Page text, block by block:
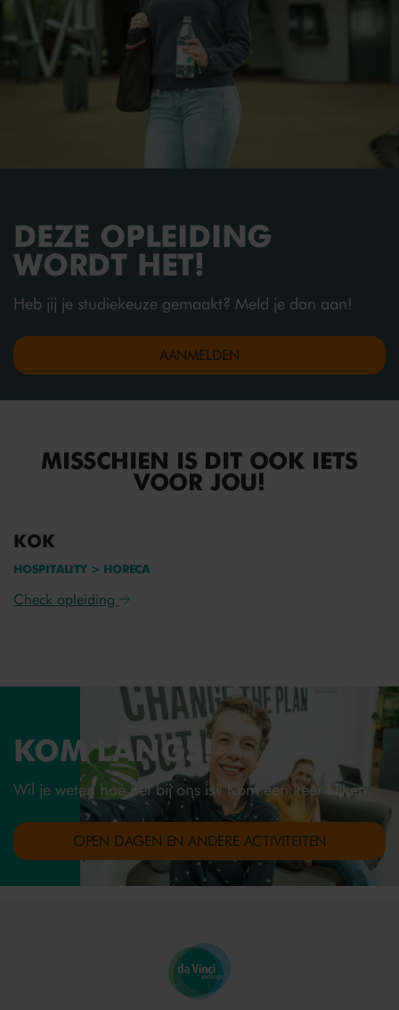
verantwoordelijk. Kijk opstagemarkt.nl
voor een
overzicht van erkende leerbedrijven en vacatures.
aantal zaken toe en verwijzen studenten naar
belangrijke sites van andere instanties.
DEZE OPLEIDING
WORDT HET!
Heb jij je studiekeuze gemaakt? Meld je dan aan!
AANMELDEN
MISSCHIEN IS DIT OOK IETS
VOOR JOU!
KOK
HOSPITALITY > HORECA
Check opleiding
KOM LANGS!
Wil je weten hoe het bij ons is? Kom een keer kijken.
OPEN DAGEN EN ANDERE ACTIVITEITEN